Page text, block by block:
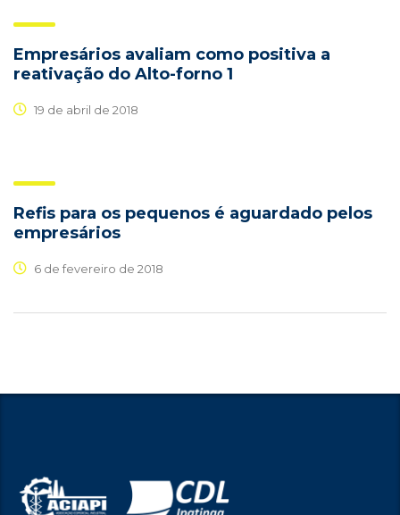
Empresários avaliam como positiva a
reativação do Alto-forno 1
19 de abril de 2018
Refis para os pequenos é aguardado pelos
empresários
6 de fevereiro de 2018